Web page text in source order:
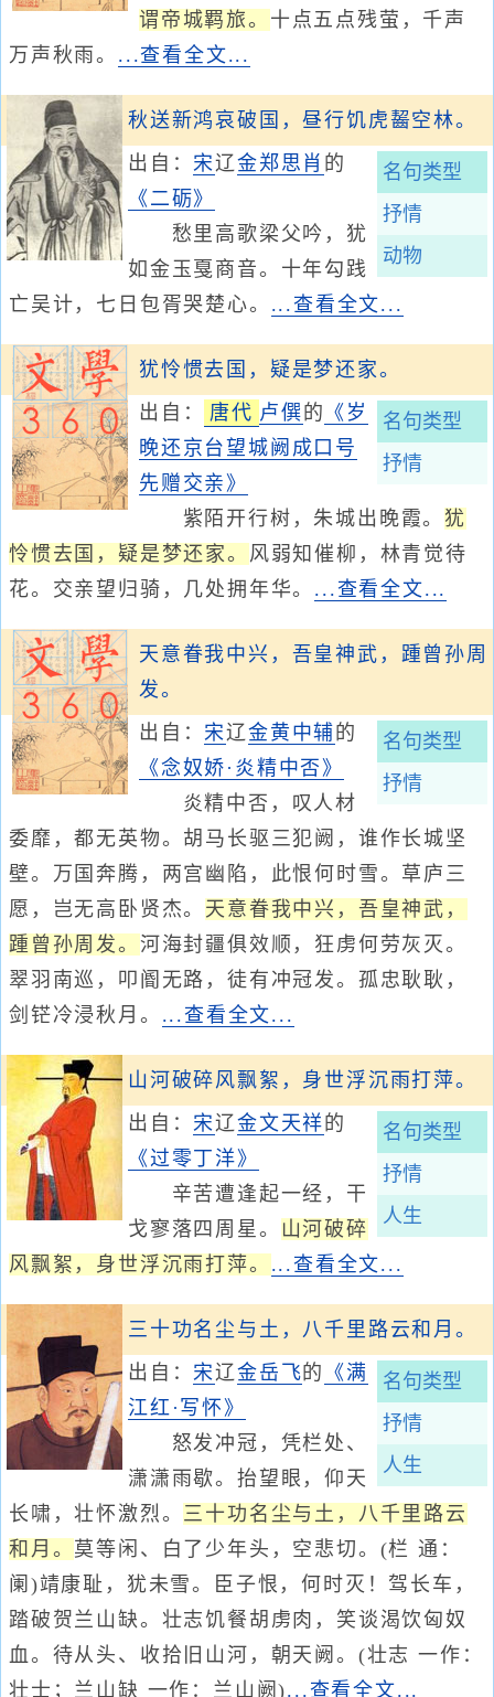
谓帝城羁旅。 十点五点残萤，千声
万声秋雨。 ...查看全文...
秋送新鸿哀破国，昼行饥虎齧空林。
名句类型
抒情
动物
出自：宋辽金郑思肖 的
《二砺》
愁里高歌梁父吟，犹
如金玉戛商音。十年勾践
亡吴计，七日包胥哭楚心。 ...查看全文...
犹怜惯去国，疑是梦还家。
名句类型
抒情
出自： 唐代 卢僎 的 《岁
晚还京台望城阙成口号
先赠交亲》
紫陌开行树，朱城出晚霞。 犹
怜惯去国，疑是梦还家。 风弱知催柳，林青觉待
花。交亲望归骑，几处拥年华。 ...查看全文...
天意眷我中兴，吾皇神武，踵曾孙周
发。
名句类型
抒情
出自：宋辽金黄中辅 的
《念奴娇·炎精中否》
炎精中否，叹人材
委靡，都无英物。胡马长驱三犯阙，谁作长城坚
壁。万国奔腾，两宫幽陷，此恨何时雪。草庐三
愿，岂无高卧贤杰。 天意眷我中兴，吾皇神武，
踵曾孙周发。 河海封疆俱效顺，狂虏何劳灰灭。
翠羽南巡，叩阍无路，徒有冲冠发。孤忠耿耿，
剑铓冷浸秋月。 ...查看全文...
山河破碎风飘絮，身世浮沉雨打萍。
名句类型
抒情
人生
出自：宋辽金文天祥 的
《过零丁洋》
辛苦遭逢起一经，干
戈寥落四周星。
山河破碎
风飘絮，身世浮沉雨打萍。 ...查看全文...
三十功名尘与土，八千里路云和月。
名句类型
抒情
人生
出自：宋辽金岳飞的 《满
江红·写怀》
怒发冲冠，凭栏处、
潇潇雨歇。抬望眼，仰天
长啸，壮怀激烈。 三十功名尘与土，八千里路云
和月。 莫等闲、白了少年头，空悲切。(栏 通：
阑)靖康耻，犹未雪。臣子恨，何时灭！驾长车，
踏破贺兰山缺。壮志饥餐胡虏肉，笑谈渴饮匈奴
血。待从头、收拾旧山河，朝天阙。(壮志 一作：
壮士；兰山缺 一作：兰山阙)...查看全文...